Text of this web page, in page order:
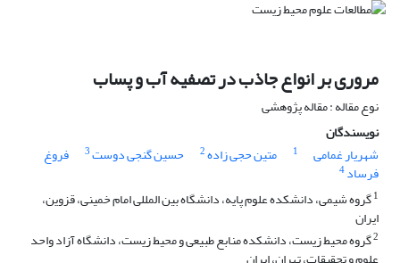
مروری بر انواع جاذب در تصفیه آب و پساب
نوع مقاله : مقاله پژوهشی
نویسندگان
شهریار غمامی
1 متین حجی زاده2 حسین گنجی دوست3 فروغ
فرساد4
1گروه شیمی، دانشکده علوم پایه، دانشگاه بین المللی امام خمینی، قزوین،
ایران
2گروه محیط زیست، دانشکده منابع طبیعی و محیط زیست، دانشگاه آزاد واحد